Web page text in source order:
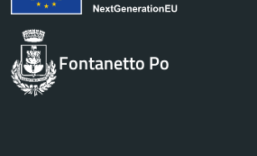
Fontanetto Po